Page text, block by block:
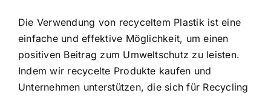
Die Verwendung von recyceltem Plastik ist eine
einfache und effektive Möglichkeit, um einen
positiven Beitrag zum Umweltschutz zu leisten.
Indem wir recycelte Produkte kaufen und
Unternehmen unterstützen, die sich für Recycling